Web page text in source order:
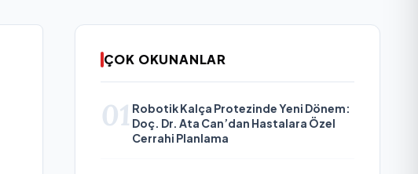
ÇOK OKUNANLAR
01 Robotik Kalça Protezinde Yeni Dönem:
Doç. Dr. Ata Can’dan Hastalara Özel
Cerrahi Planlama